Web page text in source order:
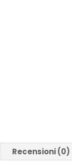
Recensioni (0)